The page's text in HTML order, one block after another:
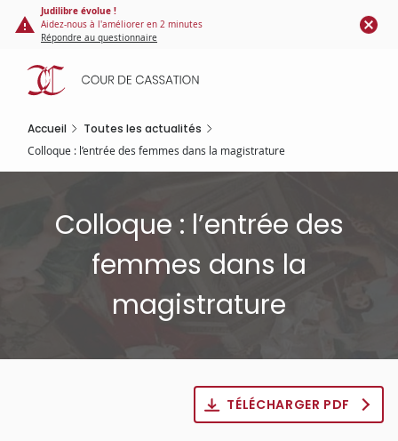
Panneau de gestion des cookies
contenu
principal
Judilibre évolue !
Aidez-nous à l'améliorer en 2 minutes
Répondre au questionnaire
Accueil Toutes les actualités
Colloque : l’entrée des femmes dans la magistrature
Colloque : l’entrée des
femmes dans la
magistrature
TÉLÉCHARGER PDF